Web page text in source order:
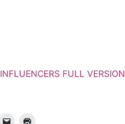
INFLUENCERS FULL VERSION